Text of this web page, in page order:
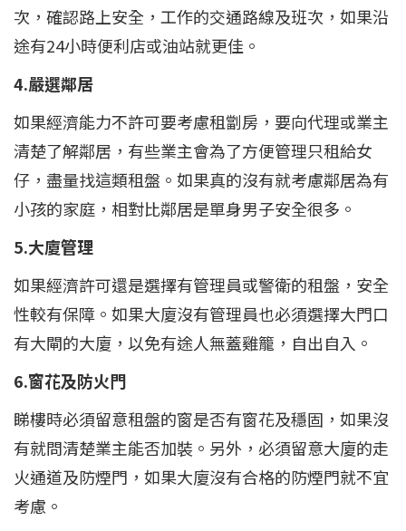
次，確認路上安全，工作的交通路線及班次，如果沿
途有24小時便利店或油站就更佳。
4.嚴選鄰居
如果經濟能力不許可要考慮租劏房，要向代理或業主
清楚了解鄰居，有些業主會為了方便管理只租給女
仔，盡量找這類租盤。如果真的沒有就考慮鄰居為有
小孩的家庭，相對比鄰居是單身男子安全很多。
5.大廈管理
如果經濟許可還是選擇有管理員或警衛的租盤，安全
性較有保障。如果大廈沒有管理員也必須選擇大門口
有大閘的大廈，以免有途人無蓋雞籠，自出自入。
6.窗花及防火門
睇樓時必須留意租盤的窗是否有窗花及穩固，如果沒
有就問清楚業主能否加裝。另外，必須留意大廈的走
火通道及防煙門，如果大廈沒有合格的防煙門就不宜
考慮。